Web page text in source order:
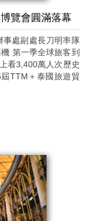
覽會圓滿落幕
事處副處長刀明率隊
第一季全球旅客到
看3,400萬人次歷史
TTM＋泰國旅遊貿